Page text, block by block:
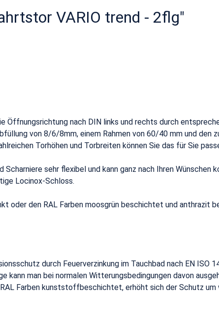
VARIO trend - 2flg"
Öffnungsrichtung nach DIN links und rechts durch
von 8/6/8mm, einem Rahmen von 60/40 mm und den
Torhöhen und Torbreiten können Sie das für Sie
sehr flexibel und kann ganz nach Ihren Wünschen
Locinox-Schloss.
oder den RAL Farben moosgrün beschichtet und anthrazit
durch Feuerverzinkung im Tauchbad nach EN ISO
kann man bei normalen Witterungsbedingungen davon
Farben kunststoffbeschichtet, erhöht sich der Schutz um